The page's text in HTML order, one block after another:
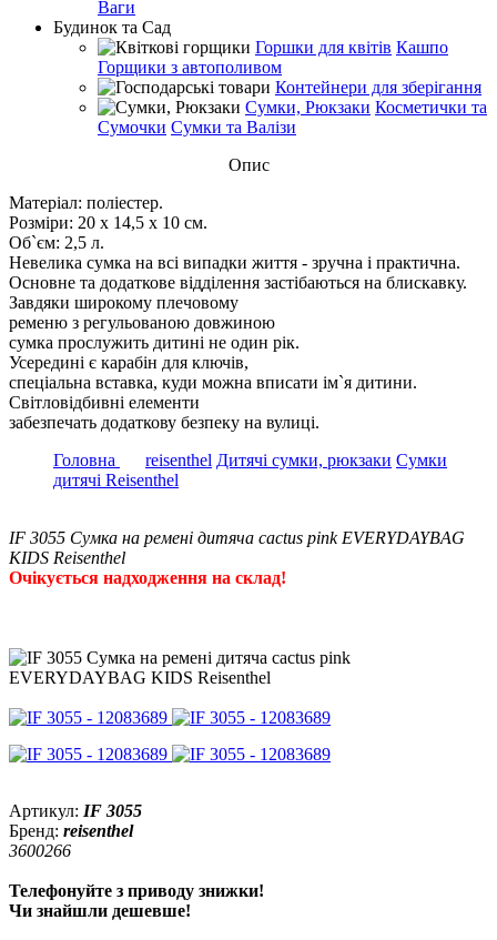
Ваги
Будинок та Сад
Горшки для квітів Кашпо
Горщики з автополивом
Контейнери для зберігання
Сумки, Рюкзаки Косметички та
Сумочки Сумки та Валізи
Опис
Матеріал: поліестер.
Розміри: 20 х 14,5 х 10 см.
Об`єм: 2,5 л.
Невелика сумка на всі випадки життя - зручна і практична.
Основне та додаткове відділення застібаються на блискавку.
Завдяки широкому плечовому
ременю з регульованою довжиною
сумка прослужить дитині не один рік.
Усередині є карабін для ключів,
спеціальна вставка, куди можна вписати ім`я дитини.
Світловідбивні елементи
забезпечать додаткову безпеку на вулиці.
Головна
reisenthel Дитячі сумки, рюкзаки Сумки
дитячі Reisenthel
IF 3055 Сумка на ремені дитяча cactus pink EVERYDAYBAG
KIDS Reisenthel
Очікується надходження на склад!
Артикул: IF 3055
Бренд: reisenthel
3600266
Телефонуйте з приводу знижки!
Чи знайшли дешевше!